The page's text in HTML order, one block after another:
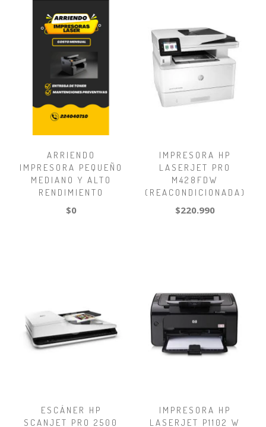
ARRIENDO
IMPRESORA PEQUEÑO
MEDIANO Y ALTO
RENDIMIENTO
$0
IMPRESORA HP
LASERJET PRO
M428FDW
(REACONDICIONADA)
$220.990
ESCÁNER HP
SCANJET PRO 2500
IMPRESORA HP
LASERJET P1102 W